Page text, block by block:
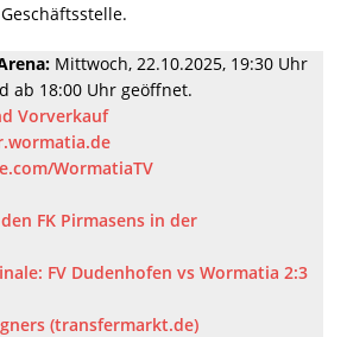
Mittwoch, 22.10.2025, 19:30 Uhr
ab 18:00 Uhr geöffnet.
Vorverkauf
WormatiaTV
FK Pirmasens in der
FV Dudenhofen vs Wormatia 2:3
(transfermarkt.de)